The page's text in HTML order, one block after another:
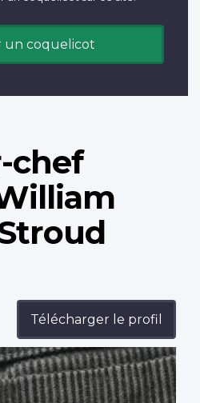
un coquelicot
chef
Télécharger le profil